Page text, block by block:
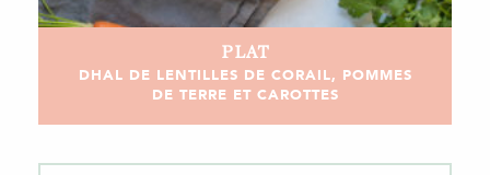
PLAT
DHAL DE LENTILLES DE CORAIL, POMMES
DE TERRE ET CAROTTES